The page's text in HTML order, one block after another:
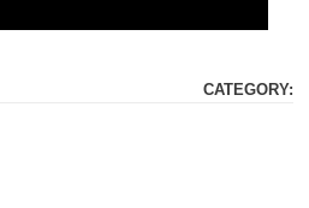
CATEGORY: